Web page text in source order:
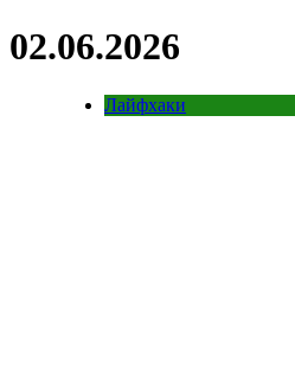
02.06.2026
Лайфхаки